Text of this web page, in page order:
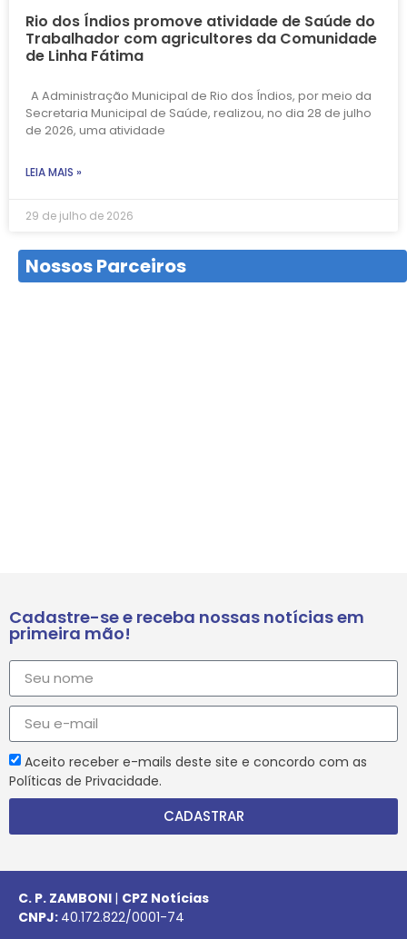
Rio dos Índios promove atividade de Saúde do
Trabalhador com agricultores da Comunidade
de Linha Fátima
A Administração Municipal de Rio dos Índios, por meio da
Secretaria Municipal de Saúde, realizou, no dia 28 de julho
de 2026, uma atividade
LEIA MAIS »
29 de julho de 2026
Nossos Parceiros
Cadastre-se e receba nossas notícias em
primeira mão!
Aceito receber e-mails deste site e concordo com as
Políticas de Privacidade.
CADASTRAR
C. P. ZAMBONI | CPZ Notícias
CNPJ: 40.172.822/0001-74